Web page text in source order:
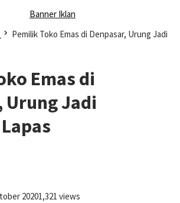
Pemilik Toko Emas di Denpasar, Urung Jadi
Emas di
Urung Jadi
20201,321 views